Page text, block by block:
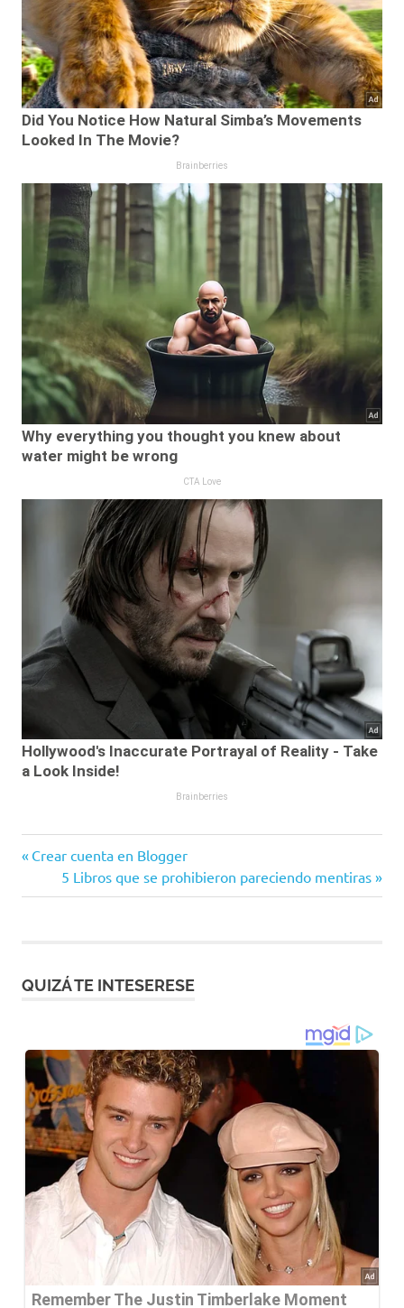
Navegación
de
Entrada
anterior:
Crear cuenta en Blogger
Siguiente
entrada:
5 Libros que se prohibieron pareciendo mentiras
QUIZÁ TE INTESERESE